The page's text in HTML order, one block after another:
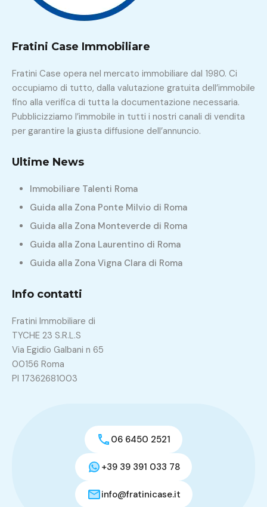
Fratini Case Immobiliare
Fratini Case opera nel mercato immobiliare dal 1980. Ci
occupiamo di tutto, dalla valutazione gratuita dell’immobile
fino alla verifica di tutta la documentazione necessaria.
Pubblicizziamo l’immobile in tutti i nostri canali di vendita
per garantire la giusta diffusione dell’annuncio.
Ultime News
Immobiliare Talenti Roma
Guida alla Zona Ponte Milvio di Roma
Guida alla Zona Monteverde di Roma
Guida alla Zona Laurentino di Roma
Guida alla Zona Vigna Clara di Roma
Info contatti
Fratini Immobiliare di
TYCHE 23 S.R.L.S
Via Egidio Galbani n 65
00156 Roma
PI 17362681003
06 6450 2521
+39 39 391 033 78
info@fratinicase.it